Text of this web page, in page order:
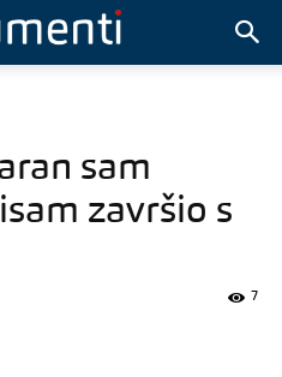
sam
završio s
7